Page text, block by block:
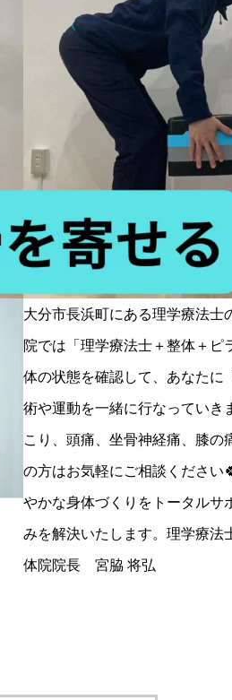
大分市長浜町にある理学療法士
院では「理学療法士＋整体＋ピ
体の状態を確認して、あなたに
術や運動を一緒に行なっていき
こり、頭痛、坐骨神経痛、膝の
の方はお気軽にご相談ください
やかな身体づくりをトータルサ
みを解決いたします。理学療法
体院院長 宮脇 将弘